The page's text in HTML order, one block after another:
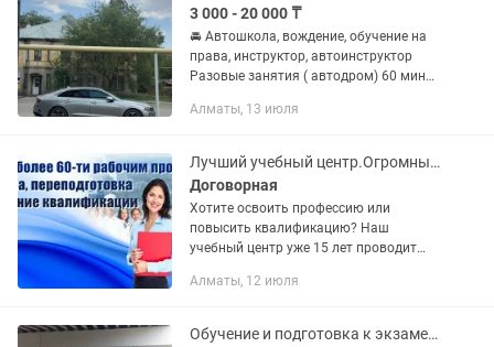
3 000 - 20 000 ₸
🚘 Автошкола, вождение, обучение на
права, инструктор, автоинструктор
Разовые занятия ( автодром) 60 мин
пакеты: 3 занятия х 1 час 20.000 тг 5
Алматы, 13 июля
Лучший учебный центр.Огромный выбор курсов. Сертификат.Трудоустройство
Договорная
Хотите освоить профессию или
повысить квалификацию? Наш
учебный центр уже 15 лет проводит
компаний по всему Казахстану — от
Алматы, 12 июля
Обучение и подготовка к экзаменам. Инструктор по вождению. Автоинструктор